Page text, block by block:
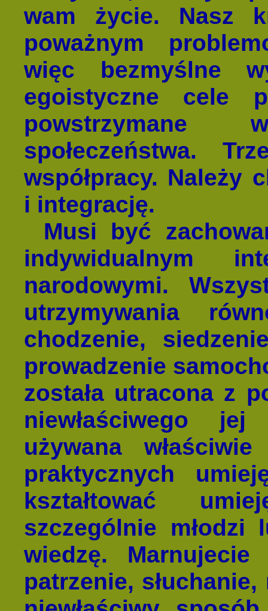
wam życie. Nasz
poważnym
więc bezmyślne
egoistyczne cele
społeczeństwa.
współpracy. Należy
i integrację.
Musi być
indywidualnym
narodowymi.
utrzymywania
chodzenie,
prowadzenie
została utracona z
niewłaściwego jej
używana
praktycznych
kształtować
szczególnie
wiedzę.
patrzenie,